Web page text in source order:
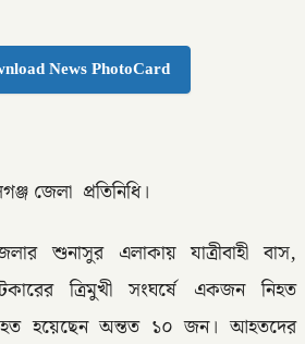
News PhotoCard
জেলা প্রতিনিধি।
শুনাসুর এলাকায় যাত্রীবাহী বাস,
ত্রিমুখী সংঘর্ষে একজন নিহত
হয়েছেন অন্তত ১০ জন। আহতদের